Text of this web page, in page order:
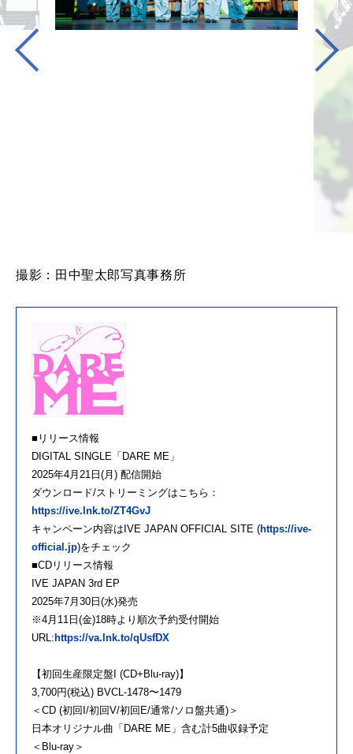
撮影：田中聖太郎写真事務所
■リリース情報
DIGITAL SINGLE「DARE ME」
2025年4月21日(月) 配信開始
ダウンロード/ストリーミングはこちら：
https://ive.lnk.to/ZT4GvJ
キャンペーン内容はIVE JAPAN OFFICIAL SITE (https://ive-
official.jp)をチェック
■CDリリース情報
IVE JAPAN 3rd EP
2025年7月30日(水)発売
※4月11日(金)18時より順次予約受付開始
URL: https://va.lnk.to/qUsfDX
【初回生産限定盤I (CD+Blu-ray)】
3,700円(税込) BVCL-1478〜1479
＜CD (初回I/初回V/初回E/通常/ソロ盤共通)＞
日本オリジナル曲「DARE ME」含む計5曲収録予定
＜Blu-ray＞